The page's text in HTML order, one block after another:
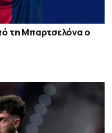
τη Μπαρτσελόνα ο